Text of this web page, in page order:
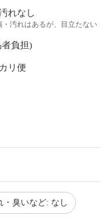
れなし
汚れはあるが、目立たない
負担)
リ便
・臭いなど: なし